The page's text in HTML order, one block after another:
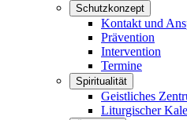
Schutzkonzept
Kontakt und
Prävention
Intervention
Termine
Spiritualität
Geistliches
Liturgischer